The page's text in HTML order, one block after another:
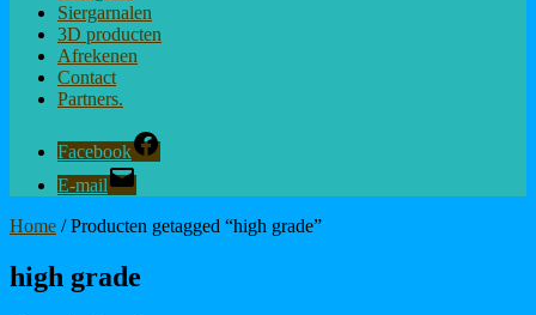
Siergarnalen
3D producten
Afrekenen
Contact
Partners.
Facebook
E-mail
Home / Producten getagged “high grade”
high grade